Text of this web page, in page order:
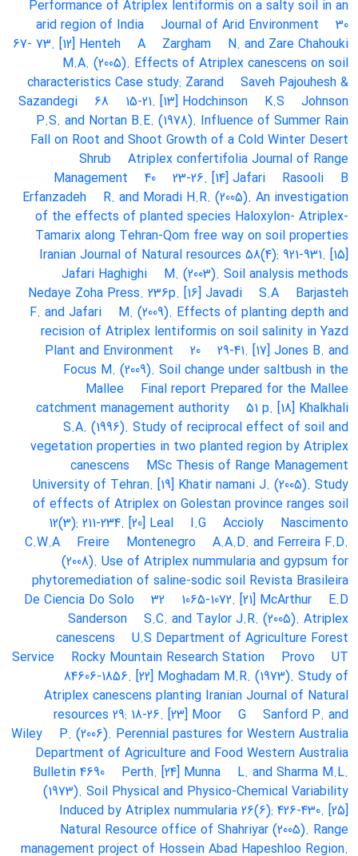
Performance of Atriplex lentiformis on a salty soil in an
arid region of India
Journal of Arid Environment
30
67- 73. [12] Henteh
A Zargham
N. and Zare Chahouki
M.A. (2005). Effects of Atriplex canescens on soil
characteristics Case study: Zarand
Saveh Pajouhesh &
Sazandegi
68 15-21. [13] Hodchinson K.S
Johnson
P.S. and Nortan B.E. (1978). Influence of Summer Rain
Fall on Root and Shoot Growth of a Cold Winter Desert
Shrub
Atriplex confertifolia Journal of Range
Management
40 23-26. [14] Jafari Rasooli
B
Erfanzadeh
R. and Moradi H.R. (2005). An investigation
of the effects of planted species Haloxylon- Atriplex-
Tamarix along Tehran-Qom free way on soil properties
Iranian Journal of Natural resources 58(4): 921-931. [15]
Jafari Haghighi
M. (2003). Soil analysis methods
Nedaye Zoha Press. 236p. [16] Javadi
S.A
Barjasteh
F. and Jafari
M. (2009). Effects of planting depth and
recision of Atriplex lentiformis on soil salinity in Yazd
Plant and Environment
20 29-41. [17] Jones B. and
Focus M. (2009). Soil change under saltbush in the
Mallee
Final report Prepared for the Mallee
catchment management authority
51 p. [18] Khalkhali
S.A. (1996). Study of reciprocal effect of soil and
vegetation properties in two planted region by Atriplex
canescens
MSc Thesis of Range Management
University of Tehran. [19] Khatir namani J. (2005). Study
of effects of Atriplex on Golestan province ranges soil
12(3): 211-234. [20] Leal
I.G Accioly
Nascimento
C.W.A
Freire Montenegro A.A.D. and Ferreira F.D.
(2008). Use of Atriplex nummularia and gypsum for
phytoremediation of saline-sodic soil Revista Brasileira
De Ciencia Do Solo
32 1065-1072. [21] McArthur
E.D
Sanderson
S.C. and Taylor J.R. (2005). Atriplex
canescens
U.S Department of Agriculture Forest
Service
Rocky Mountain Research Station Provo
UT
84606-1856. [22] Moghadam M.R. (1973). Study of
Atriplex canescens planting Iranian Journal of Natural
resources 29: 18-26. [23] Moor
G Sanford P. and
Wiley
P. (2006). Perennial pastures for Western Australia
Department of Agriculture and Food Western Australia
Bulletin 4690
Perth. [24] Munna L. and Sharma M.L.
(1973). Soil Physical and Physico-Chemical Variability
Induced by Atriplex nummularia 26(6): 426-430. [25]
Natural Resource office of Shahriyar (2005). Range
management project of Hossein Abad Hapeshloo Region.